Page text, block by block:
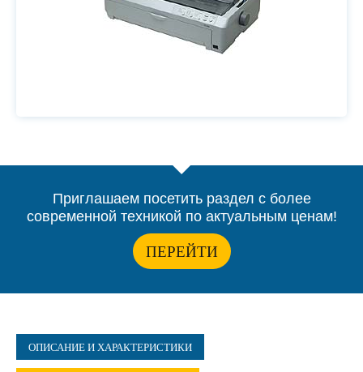
Приглашаем посетить раздел с более
современной техникой по актуальным ценам!
ПЕРЕЙТИ
ОПИСАНИЕ И ХАРАКТЕРИСТИКИ